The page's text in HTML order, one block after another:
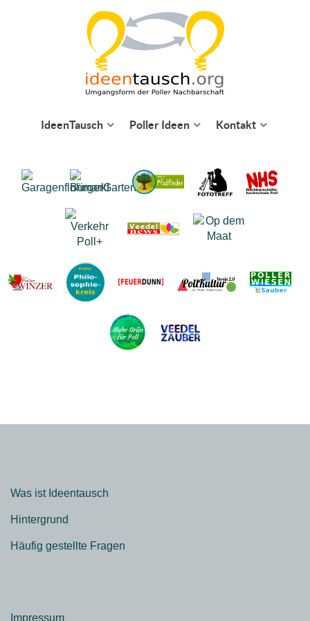
IdeenTausch Poller Ideen Kontakt
Was ist Ideentausch
Hintergrund
Häufig gestellte Fragen
Impressum